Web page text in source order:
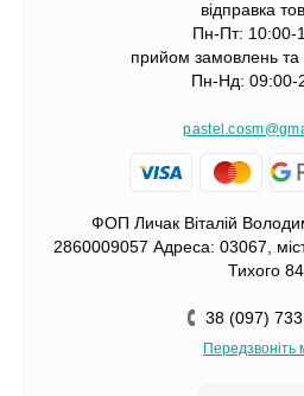
відправка
Пн-Пт: 10:00-
прийом замовлень та
Пн-Нд: 09:00-
ФОП Личак Віталій
2860009057 Адреса: 03067,
Тихого 84
38 (097)
Передзвоніть